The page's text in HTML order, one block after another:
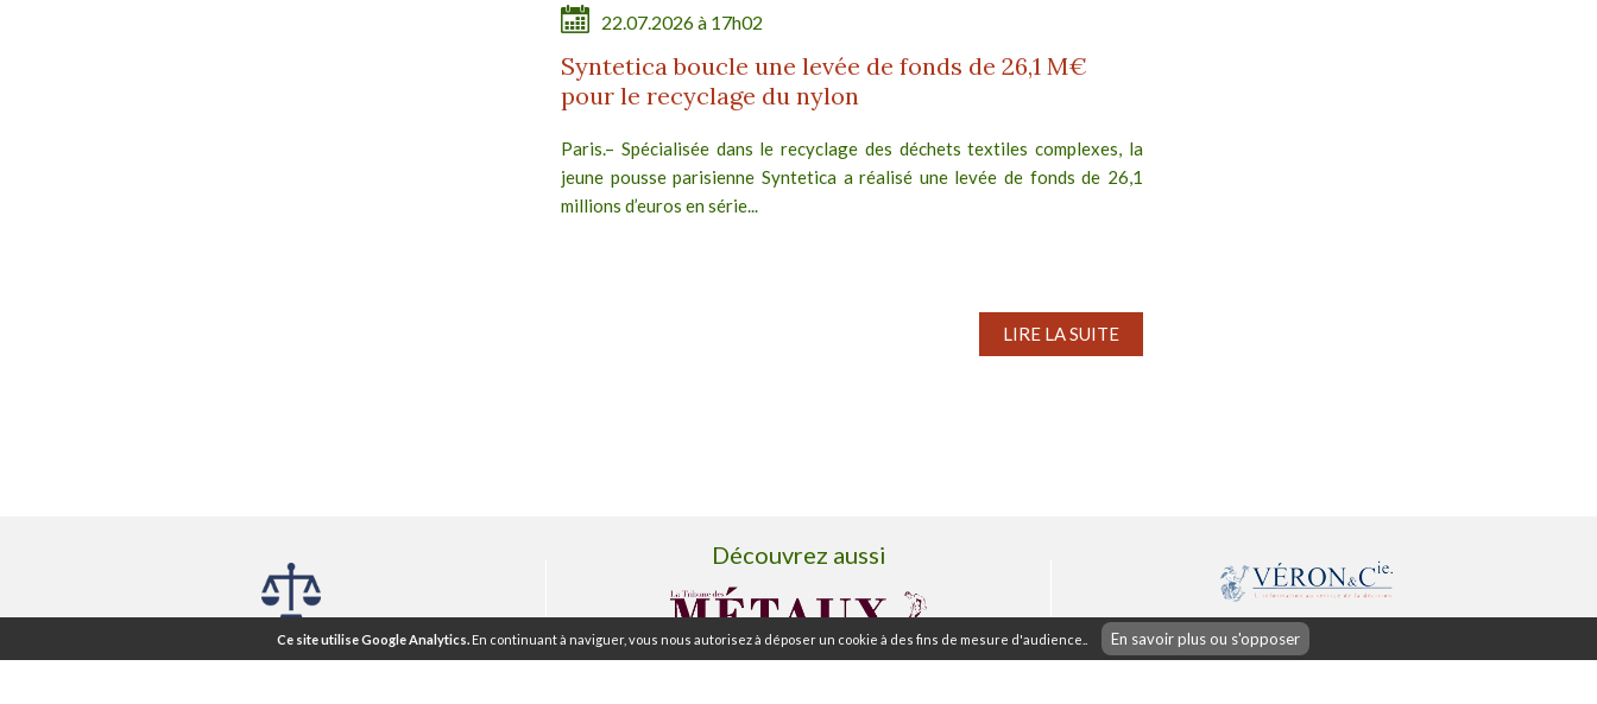
Ce site utilise Google Analytics.En continuant à naviguer, vous nous autorisez à déposer un cookie à des fins de mesure d'audience.. En savoir plus ou s'opposer
22.07.2026 à 17h02
Syntetica boucle une levée de fonds de 26,1 M€
pour le recyclage du nylon
Paris.– Spécialisée dans le recyclage des déchets textiles complexes, la
jeune pousse parisienne Syntetica a réalisé une levée de fonds de 26,1
millions d’euros en série...
LIRE LA SUITE
Mentions légales ® CGU CGV
Nos articles | Lettre d'information | Plan du Site
Découvrez aussi
42 rue d'Antrain
35700 Rennes (France)